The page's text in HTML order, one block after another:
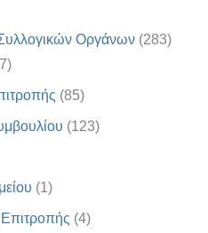
Οργάνων (283)
(85)
(123)
(1)
(4)